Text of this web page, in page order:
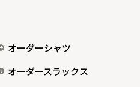
オーダーシャツ
オーダースラックス